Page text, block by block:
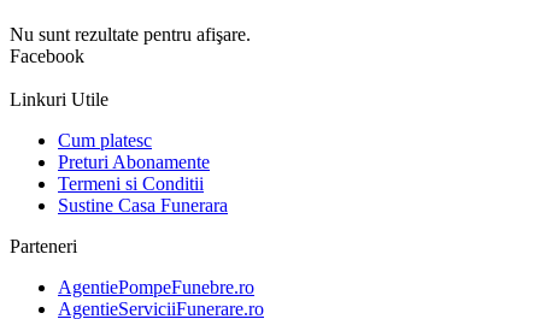
Nu sunt rezultate pentru afişare.
Facebook
Linkuri Utile
Cum platesc
Preturi Abonamente
Termeni si Conditii
Sustine Casa Funerara
Parteneri
AgentiePompeFunebre.ro
AgentieServiciiFunerare.ro